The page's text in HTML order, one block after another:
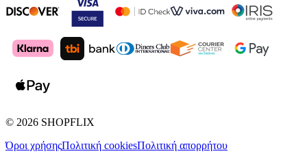
© 2026 SHOPFLIX
Όροι χρήσηςΠολιτική cookiesΠολιτική απορρήτου